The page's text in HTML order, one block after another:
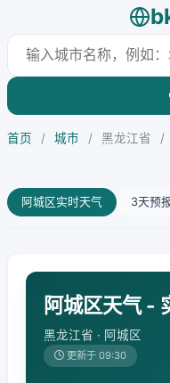
首页 / 城市 / 黑龙江省 /
阿城区实时天气 3天预
阿城区天气 -
黑龙江省 · 阿城区
更新于 09:30